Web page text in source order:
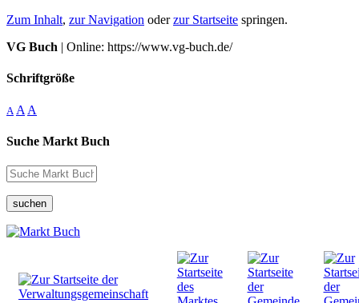
Zum Inhalt, zur Navigation oderzur Startseite springen.
VG Buch | Online: https://www.vg-buch.de/
Schriftgröße
A A A
Suche Markt Buch
suchen